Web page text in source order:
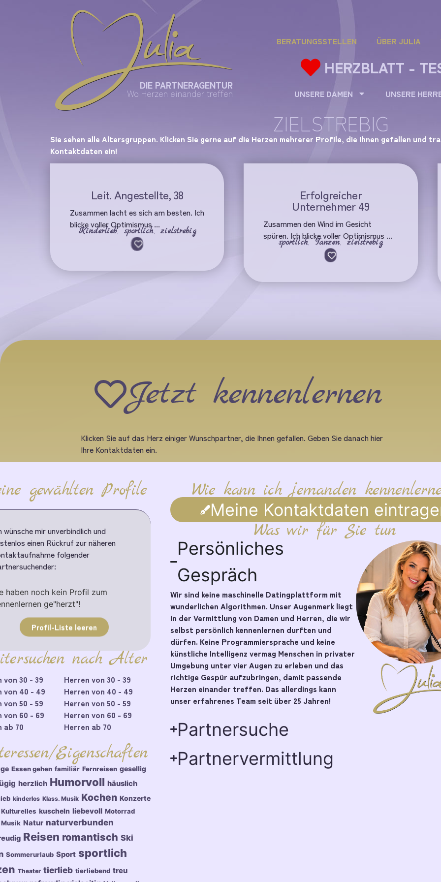
Wo Herzen einander treffen
DIE PARTNERAGENTUR
BERATUNGSSTELLEN ÜBER JULIA
HERZBLATT -
UNSERE DAMEN UNSERE
ZIELSTREBIG
Sie sehen alle Altersgruppen. Klicken Sie gerne auf die Herzen mehrerer Profile, die Ihnen gefallen und
Kontaktdaten ein!
Leit. Angestellte, 38
Zusammen lacht es sich am besten. Ich
blicke voller Optimismus ...
Kinderlieb,sportlich,zielstrebig
Erfolgreicher
Unternehmer 49
Zusammen den Wind im Gesicht
spüren. Ich blicke voller Optimismus ...
sportlich,Tanzen,zielstrebig
Jetzt kennenlernen
Klicken Sie auf das Herz einiger Wunschpartner, die Ihnen gefallen. Geben Sie danach hier
Ihre Kontaktdaten ein.
gewählten Profile
wünsche mir unverbindlich und
einen Rückruf zur näheren
folgender
haben noch kein Profil zum
ge"herzt"!
Profil-Liste leeren
nach Alter
von 30 - 39
von 40 - 49
von 50 - 59
von 60 - 69
ab 70
Herren von 30 - 39
Herren von 40 - 49
Herren von 50 - 59
Herren von 60 - 69
Herren ab 70
Eigenschaften
Essen gehen familiär Fernreisen gesellig
herzlich Humorvoll häuslich
kinderlos Klass. Musik Kochen Konzerte
Kulturelles kuscheln liebevoll Motorrad
Musik Natur naturverbunden
Reisen romantisch Ski
Sommerurlaub Sport sportlich
Theater tierlieb tierliebend treu
Wie kann ich jemanden
Meine Kontaktdaten
Was wir für Sie tun
Persönliches
Gespräch
Wir sind keine maschinelle Datingplattform mit
wunderlichen Algorithmen. Unser Augenmerk liegt
in der Vermittlung von Damen und Herren, die wir
selbst persönlich kennenlernen durften und
dürfen. Keine Programmiersprache und keine
künstliche Intelligenz vermag Menschen in privater
Umgebung unter vier Augen zu erleben und das
richtige Gespür aufzubringen, damit passende
Herzen einander treffen. Das allerdings kann
unser erfahrenes Team seit über 25 Jahren!
Partnersuche
Partnervermittlung